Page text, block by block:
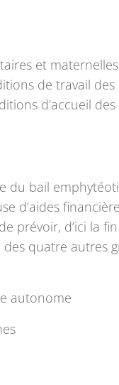
et
de travail
d’accueil
du bail
d’aides
prévoir, d’ici la
quatre autres
autonome